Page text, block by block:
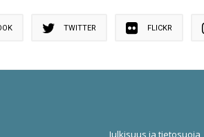
TWITTER FLICKR
Julkisuus ja tietosuoja